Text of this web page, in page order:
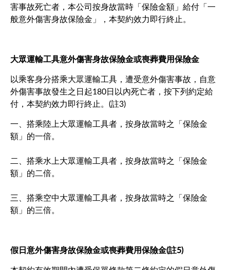
害事故死亡者，本公司按身故當時「保險金額」給付「一
般意外傷害身故保險金」，本契約效力即行終止。
大眾運輸工具意外傷害身故保險金或喪葬費用保險金
以乘客身分搭乘大眾運輸工具，遭受意外傷害事故，自意
外傷害事故發生之日起180日以內死亡者，按下列約定給
付，本契約效力即行終止。(註3)
一、搭乘陸上大眾運輸工具者，按身故當時之「保險金
額」的一倍。
二、搭乘水上大眾運輸工具者，按身故當時之「保險金
額」的二倍。
三、搭乘空中大眾運輸工具者，按身故當時之「保險金
額」的三倍。
假日意外傷害身故保險金或喪葬費用保險金(註5)